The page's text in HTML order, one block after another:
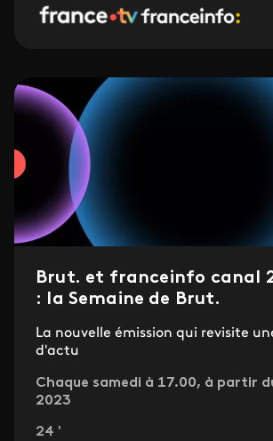
Brut. et franceinfo canal
: la Semaine de Brut.
La nouvelle émission qui revisite
d'actu
Chaque samedi à 17.00, à partir
2023
24 '